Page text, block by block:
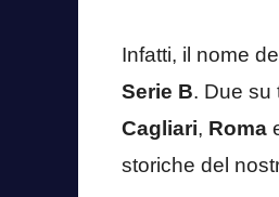
Infatti, il nome
Serie B. Due su
Cagliari, Roma
storiche del